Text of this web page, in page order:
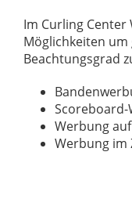
Im Curling Center
Möglichkeiten
Beachtungsgrad
Werbung
Werbung im